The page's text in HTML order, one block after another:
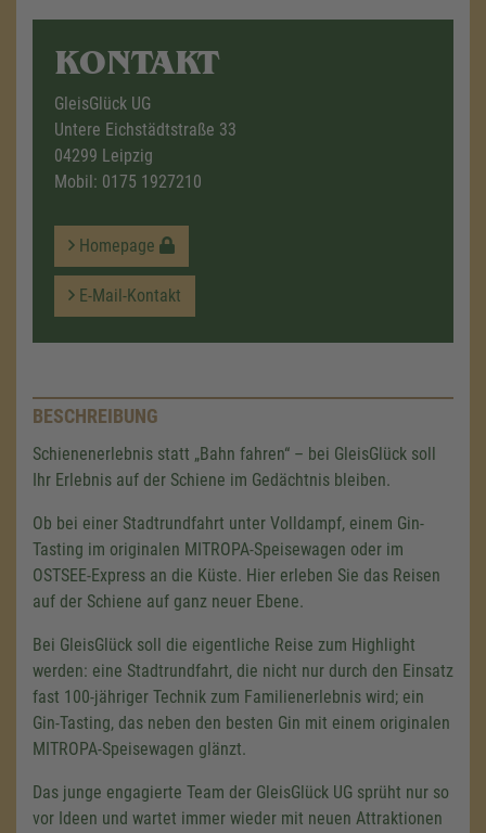
KONTAKT
GleisGlück UG
Untere Eichstädtstraße 33
04299 Leipzig
Mobil: 0175 1927210
Homepage
E-Mail-Kontakt
BESCHREIBUNG
Schienenerlebnis statt „Bahn fahren“ – bei GleisGlück soll
Ihr Erlebnis auf der Schiene im Gedächtnis bleiben.
Ob bei einer Stadtrundfahrt unter Volldampf, einem Gin-
Tasting im originalen MITROPA-Speisewagen oder im
OSTSEE-Express an die Küste. Hier erleben Sie das Reisen
auf der Schiene auf ganz neuer Ebene.
Bei GleisGlück soll die eigentliche Reise zum Highlight
werden: eine Stadtrundfahrt, die nicht nur durch den Einsatz
fast 100-jähriger Technik zum Familienerlebnis wird; ein
Gin-Tasting, das neben den besten Gin mit einem originalen
MITROPA-Speisewagen glänzt.
Das junge engagierte Team der GleisGlück UG sprüht nur so
vor Ideen und wartet immer wieder mit neuen Attraktionen